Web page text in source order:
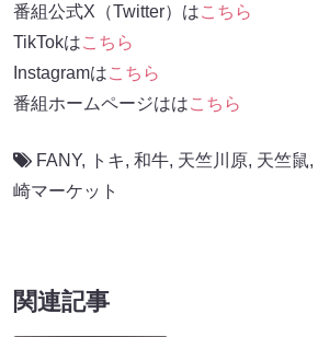
番組公式X（Twitter）はこちら
TikTokはこちら
Instagramはこちら
番組ホームページははこちら
FANY, トキ, 和牛, 天竺川原, 天竺鼠,
崎マーケット
関連記事